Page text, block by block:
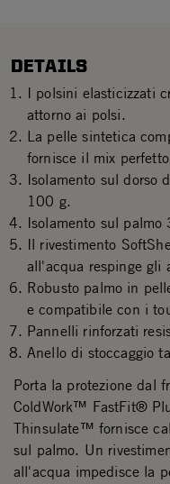
DETAILS
I polsini elasticizzati
attorno ai polsi.
La pelle sintetica
fornisce il mix
Isolamento sul
100 g.
Isolamento sul
Il rivestimento
all'acqua respinge gli
Robusto palmo in
e compatibile con i
Pannelli rinforzati
Anello di stoccaggio
Porta la protezione dal
ColdWork™ FastFit®
Thinsulate™ fornisce
sul palmo. Un
all'acqua impedisce la